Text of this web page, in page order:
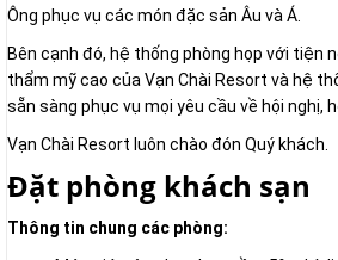
Ông phục vụ các món đặc sản Âu và Á.
Bên cạnh đó, hệ thống phòng họp với tiện
thẩm mỹ cao của Vạn Chài Resort và hệ
sẵn sàng phục vụ mọi yêu cầu về hội nghị,
Vạn Chài Resort luôn chào đón Quý khách.
Đặt phòng khách sạn
Thông tin chung các phòng: